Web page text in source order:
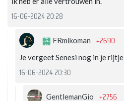
16-06-2024 20:28
FRmikoman +2690
Je vergeet Senesi nog in je rijtje
16-06-2024 20:30
GentlemanGio +2756